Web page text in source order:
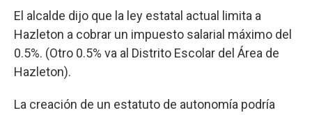
El alcalde dijo que la ley estatal actual limita a
Hazleton a cobrar un impuesto salarial máximo del
0.5%. (Otro 0.5% va al Distrito Escolar del Área de
Hazleton).
La creación de un estatuto de autonomía podría